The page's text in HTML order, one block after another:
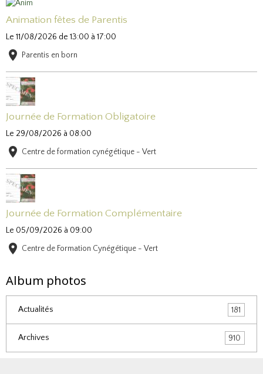
Animation fêtes de Parentis
Le 11/08/2026 de 13:00 à 17:00
Parentis en born
Journée de Formation Obligatoire
Le 29/08/2026 à 08:00
Centre de formation cynégétique - Vert
Journée de Formation Complémentaire
Le 05/09/2026 à 09:00
Centre de Formation Cynégétique - Vert
Album photos
Actualités 181
Archives 910